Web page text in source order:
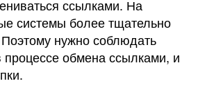
ссылками. На
системы более тщательно
нужно соблюдать
процессе обмена ссылками, и